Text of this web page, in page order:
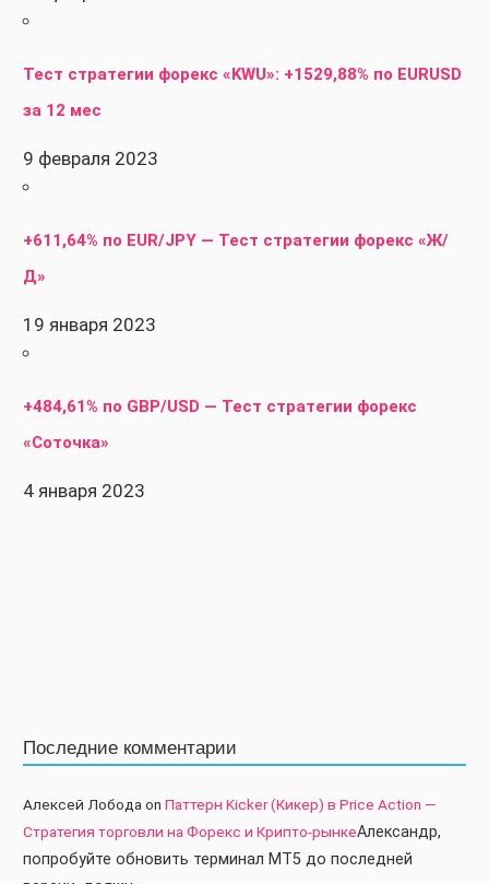
Тест стратегии форекс «KWU»: +1529,88% по EURUSD
за 12 мес
9 февраля 2023
+611,64% по EUR/JPY — Тест стратегии форекс «Ж/
Д»
19 января 2023
+484,61% по GBP/USD — Тест стратегии форекс
«Соточка»
4 января 2023
Последние комментарии
Алексей Лобода on Паттерн Kicker (Кикер) в Price Action —
Стратегия торговли на Форекс и Крипто-рынкеАлександр,
попробуйте обновить терминал МТ5 до последней